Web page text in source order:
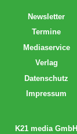
Newsletter
Termine
Mediaservice
Verlag
Datenschutz
Impressum
K21 media GmbH